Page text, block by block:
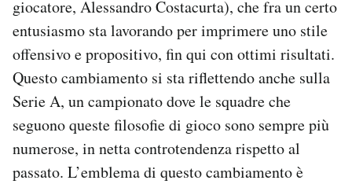
giocatore, Alessandro Costacurta), che fra un certo
entusiasmo sta lavorando per imprimere uno stile
offensivo e propositivo, fin qui con ottimi risultati.
Questo cambiamento si sta riflettendo anche sulla
Serie A, un campionato dove le squadre che
seguono queste filosofie di gioco sono sempre più
numerose, in netta controtendenza rispetto al
passato. L’emblema di questo cambiamento è